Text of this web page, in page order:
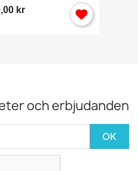
kr
och erbjudanden